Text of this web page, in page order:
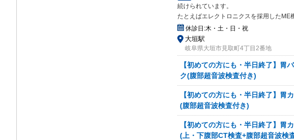
続け られています。
たとえばエレクトロニクスを採用した
休診日:木・土・日・祝
大垣駅
岐阜県大垣市見取町4丁目2番地
【初めての方にも・半日終了】胃
ク(腹部超音波検査付き)
【初めての方にも・半日終了】胃
(腹部超音波検査付き)
【初めての方にも・半日終了】胃
(上・下腹部CT検査+腹部超音波検